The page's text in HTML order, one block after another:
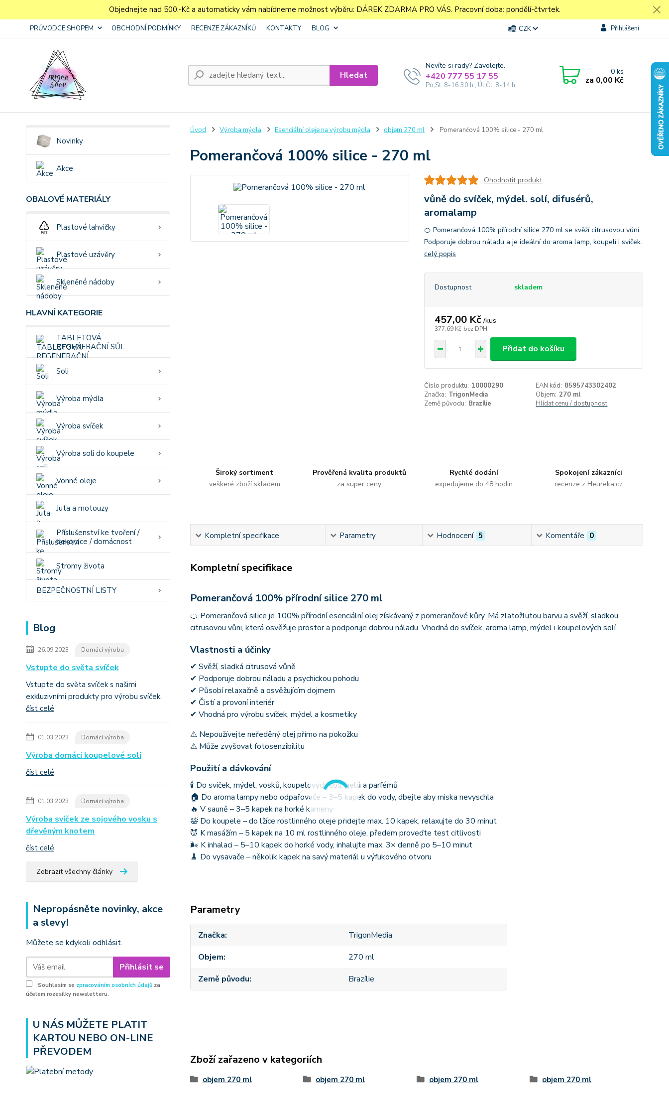
Objednejte nad 500,-Kč a automaticky vám nabídneme možnost výběru: DÁREK ZDARMA PRO VÁS. Pracovní doba: pondělí-čtvrtek.
PRŮVODCE SHOPEM OBCHODNÍ PODMÍNKY RECENZE ZÁKAZNÍKŮ KONTAKTY BLOG CZK Přihlášení
Hledat
Nevíte si rady? Zavolejte.
+420 777 55 17 55
Po,St: 8-16.30 h., Út,Čt: 8-14 h.
0ks
za 0,00 Kč
Novinky
Akce
OBALOVÉ MATERIÁLY
Plastové lahvičky
Plastové uzávěry
Skleněné nádoby
HLAVNÍ KATEGORIE
TABLETOVÁ
REGENERAČNÍ SŮL
Soli
Výroba mýdla
Výroba svíček
Výroba soli do koupele
Vonné oleje
Juta a motouzy
Příslušenství ke tvoření /
dekorace / domácnost
Stromy života
BEZPEČNOSTNÍ LISTY
Blog
26.09.2023 Domácí výroba
Vstupte do světa svíček
Vstupte do světa svíček s našimi
exkluzivními produkty pro výrobu svíček.
číst celé
01.03.2023 Domácí výroba
Výroba domácí koupelové soli
číst celé
01.03.2023 Domácí výroba
Výroba svíček ze sojového vosku s
dřevěným knotem
číst celé
Zobrazit všechny články
Nepropásněte novinky, akce
a slevy!
Můžete se kdykoli odhlásit.
Přihlásit se
Souhlasím se zpracováním osobních údajů za
účelem rozesílky newsletteru.
U NÁS MŮŽETE PLATIT
KARTOU NEBO ON-LINE
PŘEVODEM
Úvod Výroba mýdla Esenciální oleje na výrobu mýdla objem 270 ml Pomerančová 100% silice - 270 ml
Pomerančová 100% silice - 270 ml
Ohodnotit produkt
vůně do svíček, mýdel. solí, difusérů,
aromalamp
🍊 Pomerančová 100% přírodní silice 270 ml se svěží citrusovou vůní.
Podporuje dobrou náladu a je ideální do aroma lamp, koupelí i svíček.
celý popis
Dostupnost skladem
457,00 Kč /kus
377,69 Kč bez DPH
Přidat do košíku
Číslo produktu: 10000290 EAN kód: 8595743302402
Značka: TrigonMedia Objem: 270 ml
Země původu: Brazílie Hlídat cenu / dostupnost
Široký sortiment
veškeré zboží skladem
Prověřená kvalita produktů
za super ceny
Rychlé dodání
expedujeme do 48 hodin
Spokojení zákazníci
recenze z Heureka.cz
Kompletní specifikace Parametry Hodnocení 5 Komentáře 0
Kompletní specifikace
Pomerančová 100% přírodní silice 270 ml
🍊 Pomerančová silice je 100% přírodní esenciální olej získávaný z pomerančové kůry. Má zlatožlutou barvu a svěží, sladkou
citrusovou vůni, která osvěžuje prostor a podporuje dobrou náladu. Vhodná do svíček, aroma lamp, mýdel i koupelových solí.
Vlastnosti a účinky
✔ Svěží, sladká citrusová vůně
✔ Podporuje dobrou náladu a psychickou pohodu
✔ Působí relaxačně a osvěžujícím dojmem
✔ Čistí a provoní interiér
✔ Vhodná pro výrobu svíček, mýdel a kosmetiky
⚠ Nepoužívejte neředěný olej přímo na pokožku
⚠ Může zvyšovat fotosenzibilitu
Použití a dávkování
🕯 Do svíček, mýdel, vosků, koupelových solí, gelů a parfémů
🏠 Do aroma lampy nebo odpařovače – 3–5 kapek do vody, dbejte aby miska nevyschla
🔥 V sauně – 3–5 kapek na horké kameny
🛀 Do koupele – do lžíce rostlinného oleje přidejte max. 10 kapek, relaxujte do 30 minut
💆 K masážím – 5 kapek na 10 ml rostlinného oleje, předem proveďte test citlivosti
🌬 K inhalaci – 5–10 kapek do horké vody, inhalujte max. 3× denně po 5–10 minut
🧹 Do vysavače – několik kapek na savý materiál u výfukového otvoru
Parametry
Značka
TrigonMedia
Objem
270 ml
Země původu
Brazílie
Zboží zařazeno v kategoriích
objem 270 ml objem 270 ml objem 270 ml objem 270 ml